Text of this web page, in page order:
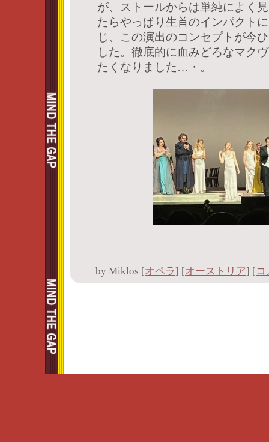
が、ストールからは単純によく
たらやっぱり生首のインパクト
じ、この演出のコンセプトが今
した。徹底的に血みどろなマク
たくなりました…・。
by Miklos [オペラ] [オーストリア] [コ